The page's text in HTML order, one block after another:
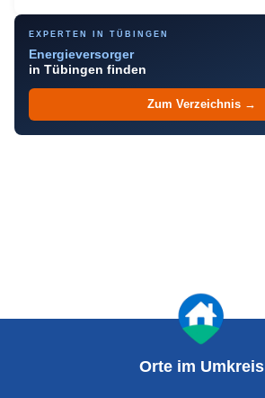
EXPERTEN IN TÜBINGEN
Energieversorger
in Tübingen finden
Zum Verzeichnis →
Orte im Umkreis